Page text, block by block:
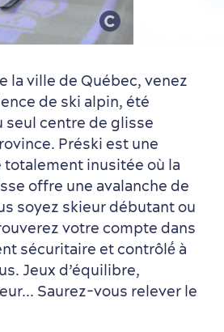
la ville de Québec, venez
de ski alpin, été
seul centre de glisse
Préski est une
inusitée où la
offre une avalanche de
soyez skieur débutant ou
votre compte dans
sécuritaire et contrôlé́ à
Jeux d’équilibre,
Saurez-vous relever le